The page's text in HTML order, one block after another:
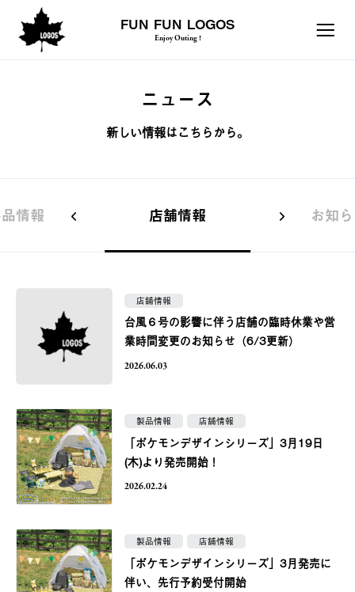
FUN FUN LOGOS
Enjoy Outing !
ニュース
新しい情報はこちらから。
情報 店舗情報 お知
店舗情報
台風６号の影響に伴う店舗の臨時休業や営
業時間変更のお知らせ（6/3更新）
2026.06.03
製品情報 店舗情報
「ポケモンデザインシリーズ」3月19日
(木)より発売開始！
2026.02.24
製品情報 店舗情報
「ポケモンデザインシリーズ」3月発売に
伴い、先行予約受付開始